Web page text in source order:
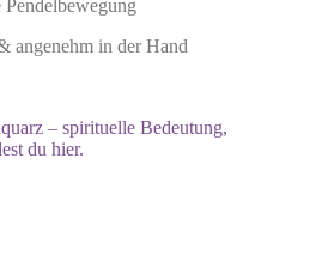
angenehm in der Hand
– spirituelle Bedeutung,
du hier.